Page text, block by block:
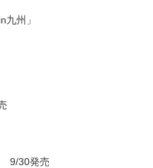
州」
9/30発売